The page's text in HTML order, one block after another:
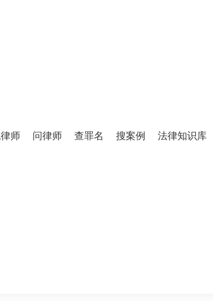
师 问律师 查罪名 搜案例 法律知识库